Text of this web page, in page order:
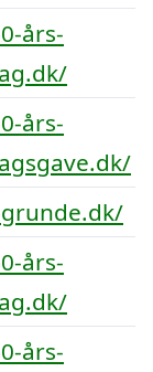
års-
års-
års-
års-